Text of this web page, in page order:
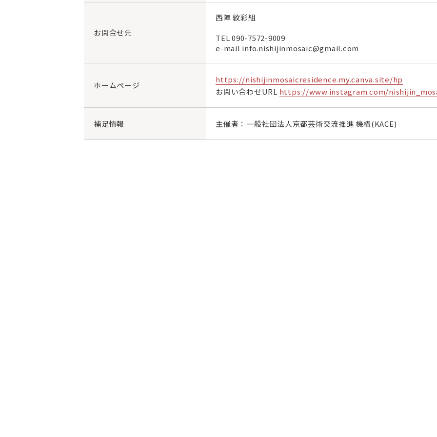
お問合せ先
西陣 紋彩組
TEL090-7572-9009
e-mail info.nishijinmosaic@gmail.com
ホームページ
https://nishijinmosaicresidence.my.canva.site/hp
お問い合わせURL https://www.instagram.com/
補足情報 主催者：一般社団法人京都芸術交流推進 機構(KACE)